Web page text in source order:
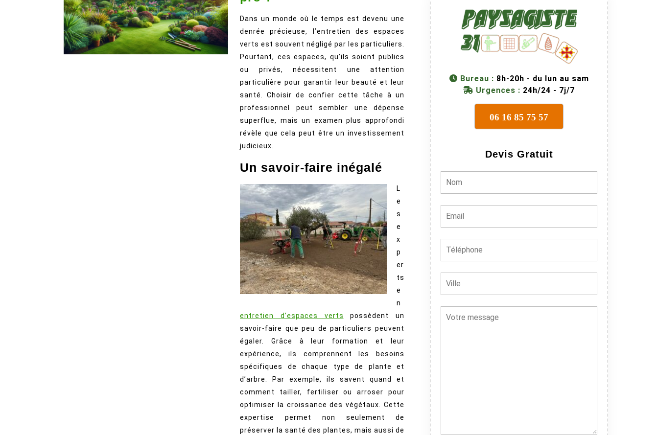
verts
:
pourquoi
le
confier
à
un
pro
Dans un monde où le temps est devenu une
denrée précieuse, l’entretien des espaces
verts est souvent négligé par les particuliers.
Pourtant, ces espaces, qu’ils soient publics
ou privés, nécessitent une attention
particulière pour garantir leur beauté et leur
santé. Choisir de confier cette tâche à un
professionnel peut sembler une dépense
superflue, mais un examen plus approfondi
révèle que cela peut être un investissement
judicieux.
Un savoir-faire inégalé
L
e
s
e
x
p
er
ts
e
n
entretien d’espaces verts possèdent un
savoir-faire que peu de particuliers peuvent
égaler. Grâce à leur formation et leur
expérience, ils comprennent les besoins
spécifiques de chaque type de plante et
d’arbre. Par exemple, ils savent quand et
comment tailler, fertiliser ou arroser pour
optimiser la croissance des végétaux. Cette
expertise permet non seulement de
préserver la santé des plantes, mais aussi de
Bureau : 8h-20h - du lun au sam
Urgences : 24h/24 - 7j/7
06 16 85 75 57
Devis Gratuit